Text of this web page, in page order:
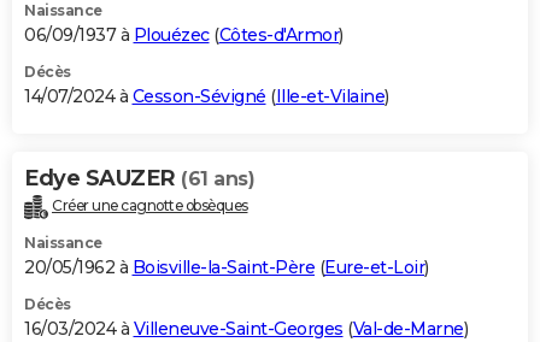
Naissance
06/09/1937 à Plouézec(Côtes-d'Armor)
Décès
14/07/2024 à Cesson-Sévigné (Ille-et-Vilaine)
Edye SAUZER (61 ans)
Créer une cagnotte obsèques
Naissance
20/05/1962 à Boisville-la-Saint-Père (Eure-et-Loir)
Décès
16/03/2024 à Villeneuve-Saint-Georges (Val-de-Marne)